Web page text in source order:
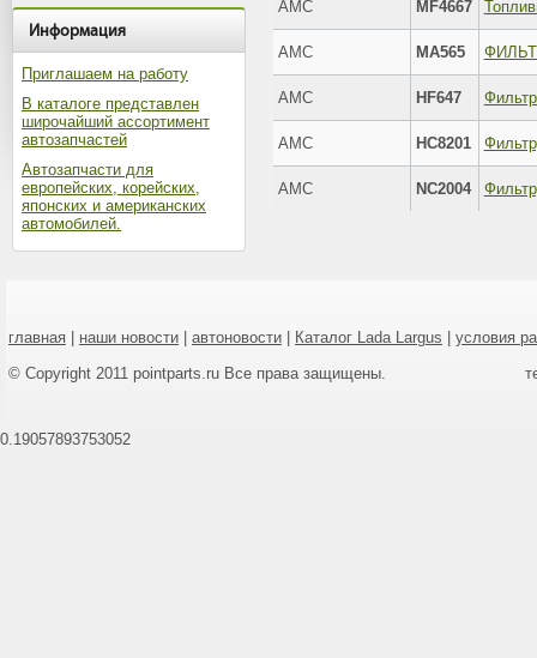
Информация
Приглашаем на работу
В каталоге представлен
широчайший ассортимент
автозапчастей
Автозапчасти для
европейских, корейских,
японских и американских
автомобилей.
AMC MF4667
AMC MA565
AMC HF647
AMC HC8201
AMC NC2004
главная наши новости автоновости Каталог Lada Largus
условия
© Copyright 2011 pointparts.ru Все права защищены.
0.19057893753052